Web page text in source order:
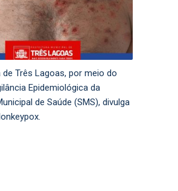
Três Lagoas, por meio do
Epidemiológica da
de Saúde (SMS), divulga